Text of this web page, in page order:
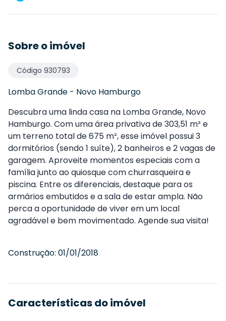
Sobre o imóvel
Código 930793
Lomba Grande - Novo Hamburgo
Descubra uma linda casa na Lomba Grande, Novo
Hamburgo. Com uma área privativa de 303,51 m² e
um terreno total de 675 m², esse imóvel possui 3
dormitórios (sendo 1 suíte), 2 banheiros e 2 vagas de
garagem. Aproveite momentos especiais com a
família junto ao quiosque com churrasqueira e
piscina. Entre os diferenciais, destaque para os
armários embutidos e a sala de estar ampla. Não
perca a oportunidade de viver em um local
agradável e bem movimentado. Agende sua visita!
Construção: 01/01/2018
Características do imóvel